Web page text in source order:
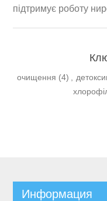
підтримує роботу
очищення (4)
Информация